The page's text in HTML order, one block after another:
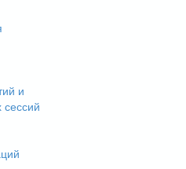
и